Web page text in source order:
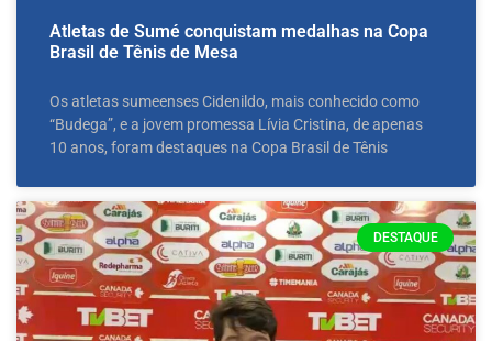
Atletas de Sumé conquistam medalhas na Copa
Brasil de Tênis de Mesa
Os atletas sumeenses Cidenildo, mais conhecido como
“Budega”, e a jovem promessa Lívia Cristina, de apenas
10 anos, foram destaques na Copa Brasil de Tênis
DESTAQUE